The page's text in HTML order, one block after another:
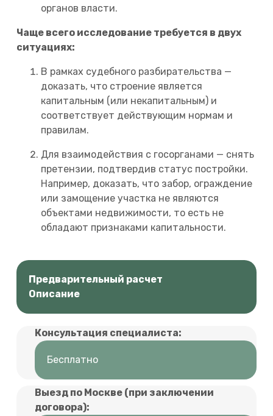
органов власти.
Чаще всего исследование требуется в двух
ситуациях:
В рамках судебного разбирательства —
доказать, что строение является
капитальным (или некапитальным) и
соответствует действующим нормам и
правилам.
Для взаимодействия с госорганами — снять
претензии, подтвердив статус постройки.
Например, доказать, что забор, ограждение
или замощение участка не являются
объектами недвижимости, то есть не
обладают признаками капитальности.
Предварительный расчет
Описание
Консультация специалиста:
Бесплатно
Выезд по Москве (при заключении
договора):